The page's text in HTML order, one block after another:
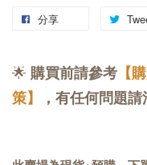
分享
🌟 購買前請參考 【
策】
，有任何問題